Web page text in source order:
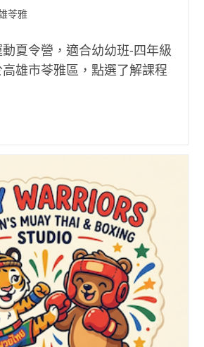
苓雅
夏令營，適合幼幼班-四年級
雄市苓雅區，點選了解課程